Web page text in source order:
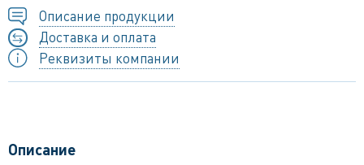
Описание продукции
Доставка и оплата
Реквизиты компании
Описание